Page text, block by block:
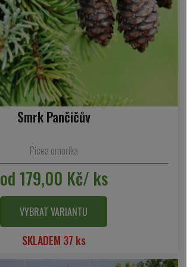
Smrk Pančičův
Picea omorika
od 179,00 Kč/ ks
VYBRAT VARIANTU
SKLADEM 37 ks